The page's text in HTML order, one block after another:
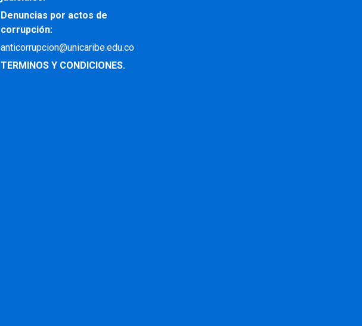
Denuncias por actos de
corrupción:
anticorrupcion@unicaribe.edu.co
TERMINOS Y CONDICIONES.